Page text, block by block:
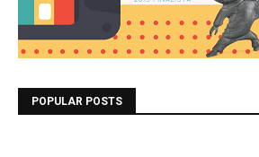
POPULAR POSTS